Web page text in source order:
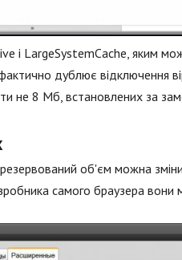
і LargeSystemCache, яким
дублює відключення
не 8 Мб, встановлених за
об'єм можна
самого браузера